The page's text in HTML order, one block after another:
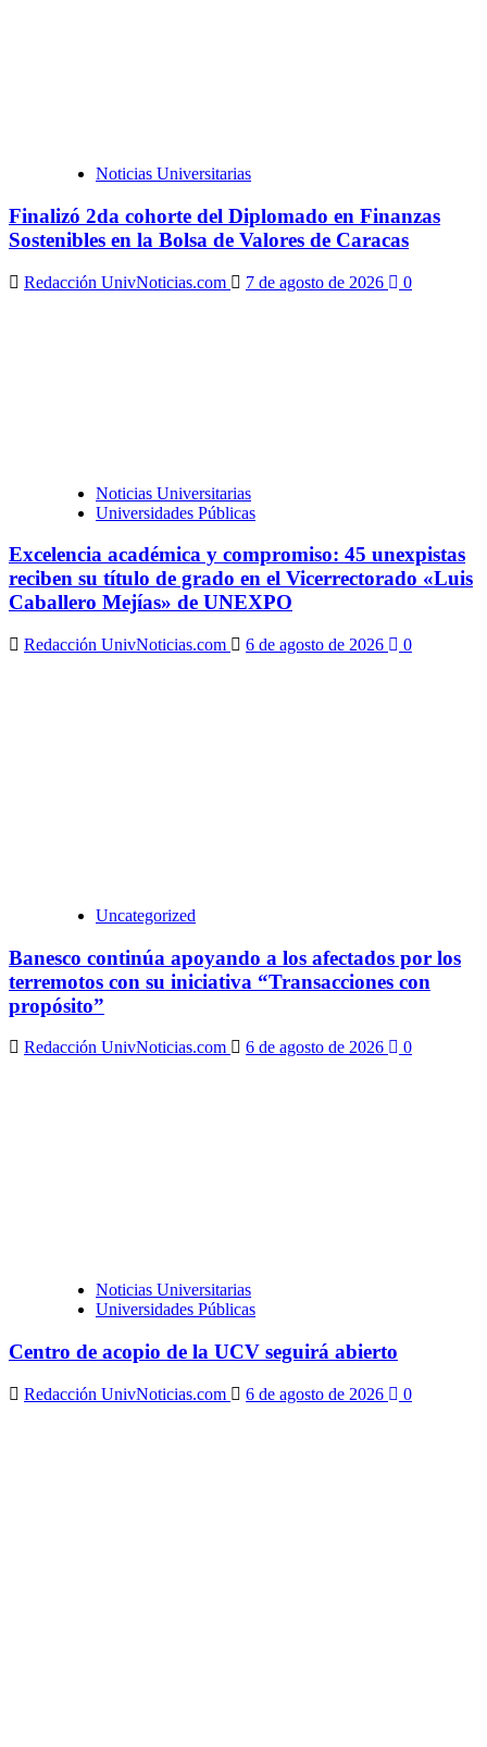
Noticias Universitarias
Finalizó 2da cohorte del Diplomado en Finanzas
Sostenibles en la Bolsa de Valores de Caracas
Redacción UnivNoticias.com 7 de agosto de 2026 0
Noticias Universitarias
Universidades Públicas
Excelencia académica y compromiso: 45 unexpistas
reciben su título de grado en el Vicerrectorado «Luis
Caballero Mejías» de UNEXPO
Redacción UnivNoticias.com 6 de agosto de 2026 0
Uncategorized
Banesco continúa apoyando a los afectados por los
terremotos con su iniciativa “Transacciones con
propósito”
Redacción UnivNoticias.com 6 de agosto de 2026 0
Noticias Universitarias
Universidades Públicas
Centro de acopio de la UCV seguirá abierto
Redacción UnivNoticias.com 6 de agosto de 2026 0